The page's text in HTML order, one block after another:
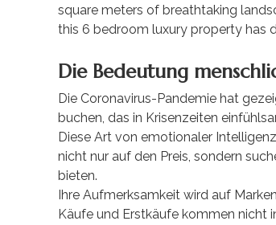
square meters of breathtaking
this 6 bedroom luxury property has
Die Bedeutung
Die Coronavirus-Pandemie hat
buchen, das in Krisenzeiten
Diese Art von emotionaler
nicht nur auf den Preis, sondern
bieten.
Ihre Aufmerksamkeit wird auf
Käufe und Erstkäufe kommen nicht